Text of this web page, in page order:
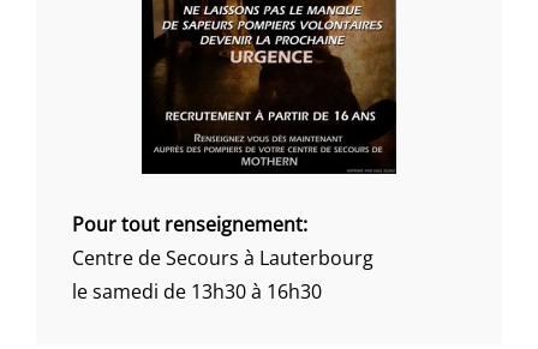
Pour tout renseignement:
Centre de Secours à Lauterbourg
le samedi de 13h30 à 16h30